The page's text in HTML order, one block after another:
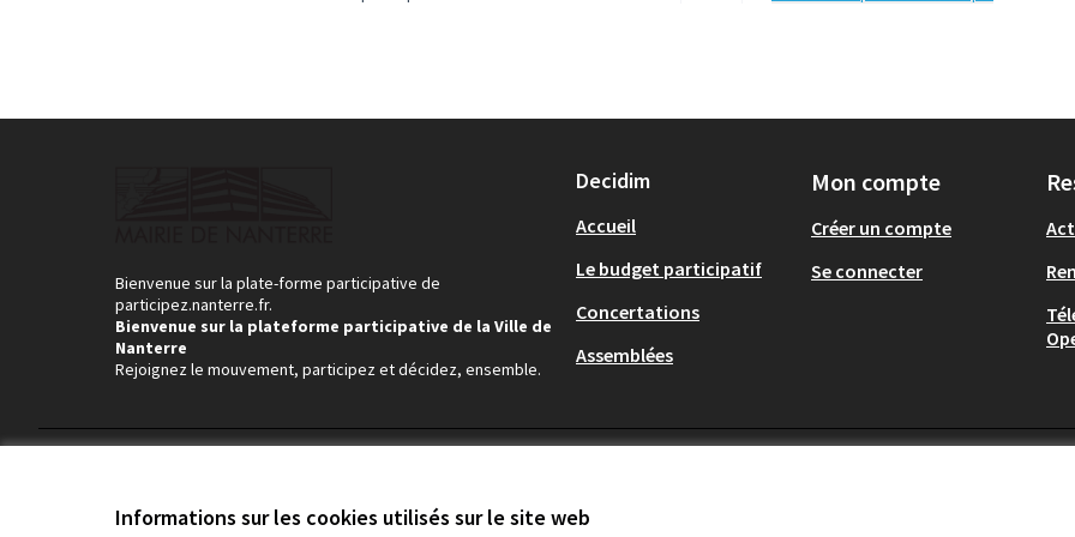
Informations sur les cookies utilisés sur le site web
Bienvenue sur la plate-forme participative de
participez.nanterre.fr.
Bienvenue sur la plateforme participative de la Ville de
Nanterre
Rejoignez le mouvement, participez et décidez, ensemble.
Decidim
Accueil
Le budget participatif
Concertations
Assemblées
Mon compte
Créer un compte
Se connecter